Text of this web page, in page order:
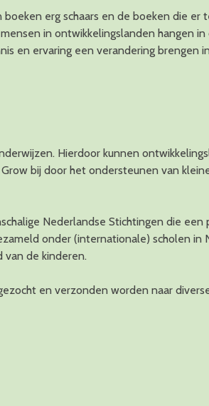
erg schaars en de boeken die er
in ontwikkelingslanden hangen in
en ervaring een verandering brengen
Hierdoor kunnen
bij door het ondersteunen van
Nederlandse Stichtingen die
onder (internationale) scholen in
van de kinderen.
en verzonden worden naar